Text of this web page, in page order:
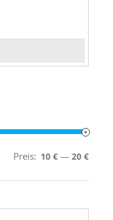
Preis: 10 € — 20 €